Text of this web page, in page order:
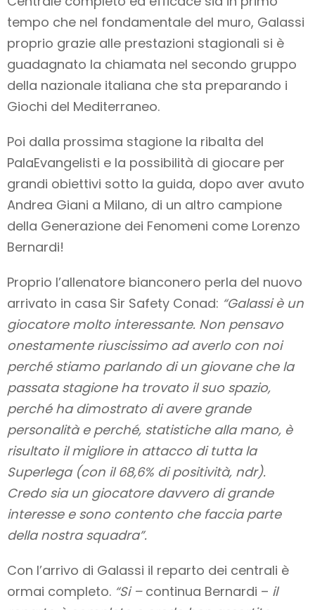
tempo che nel fondamentale del muro, Galassi
proprio grazie alle prestazioni stagionali si è
guadagnato la chiamata nel secondo gruppo
della nazionale italiana che sta preparando i
Giochi del Mediterraneo.
Poi dalla prossima stagione la ribalta del
PalaEvangelisti e la possibilità di giocare per
grandi obiettivi sotto la guida, dopo aver avuto
Andrea Giani a Milano, di un altro campione
della Generazione dei Fenomeni come Lorenzo
Bernardi!
Proprio l’allenatore bianconero perla del nuovo
arrivato in casa Sir Safety Conad: “Galassi è un
giocatore molto interessante. Non pensavo
onestamente riuscissimo ad averlo con noi
perché stiamo parlando di un giovane che la
passata stagione ha trovato il suo spazio,
perché ha dimostrato di avere grande
personalità e perché, statistiche alla mano, è
risultato il migliore in attacco di tutta la
Superlega (con il 68,6% di positività, ndr).
Credo sia un giocatore davvero di grande
interesse e sono contento che faccia parte
della nostra squadra”.
Con l’arrivo di Galassi il reparto dei centrali è
ormai completo. “Si –continua Bernardi – il